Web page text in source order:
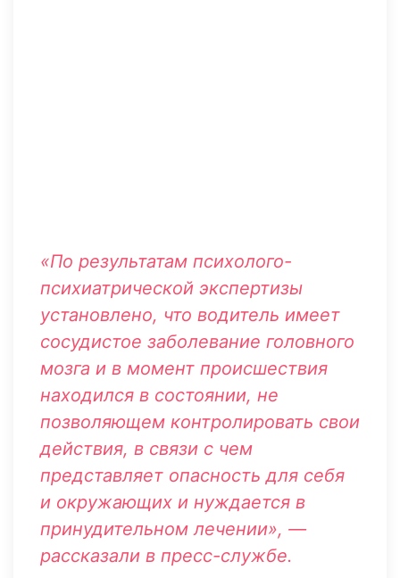
«По результатам психолого-
психиатрической экспертизы
установлено, что водитель имеет
сосудистое заболевание головного
мозга и в момент происшествия
находился в состоянии, не
позволяющем контролировать свои
действия, в связи с чем
представляет опасность для себя
и окружающих и нуждается в
принудительном лечении», —
рассказали в пресс-службе.